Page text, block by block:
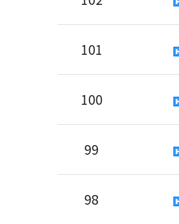
101
100
99
98